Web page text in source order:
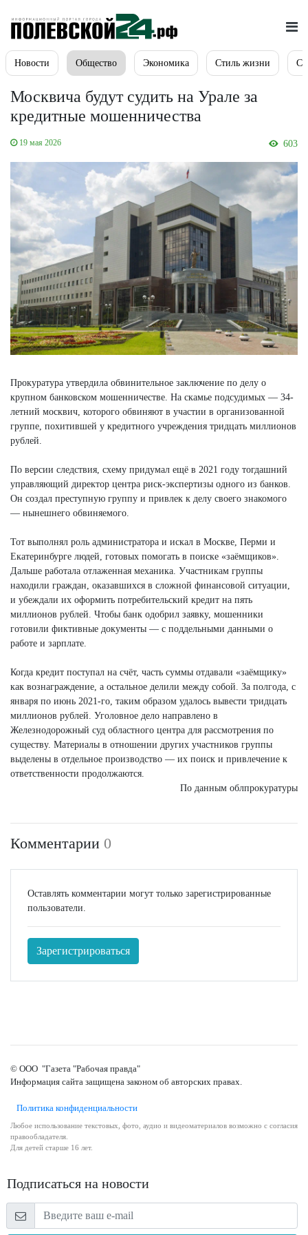
Новости Общество Экономика Стиль жизни
Москвича будут судить на Урале за
кредитные мошенничества
19 мая 2026 603
Прокуратура утвердила обвинительное заключение по делу о
крупном банковском мошенничестве. На скамье подсудимых — 34-
летний москвич, которого обвиняют в участии в организованной
группе, похитившей у кредитного учреждения тридцать миллионов
рублей.
По версии следствия, схему придумал ещё в 2021 году тогдашний
управляющий директор центра риск-экспертизы одного из банков.
Он создал преступную группу и привлек к делу своего знакомого
— нынешнего обвиняемого.
Тот выполнял роль администратора и искал в Москве, Перми и
Екатеринбурге людей, готовых помогать в поиске «заёмщиков».
Дальше работала отлаженная механика. Участникам группы
находили граждан, оказавшихся в сложной финансовой ситуации,
и убеждали их оформить потребительский кредит на пять
миллионов рублей. Чтобы банк одобрил заявку, мошенники
готовили фиктивные документы — с поддельными данными о
работе и зарплате.
Когда кредит поступал на счёт, часть суммы отдавали «заёмщику»
как вознаграждение, а остальное делили между собой. За полгода, с
января по июнь 2021-го, таким образом удалось вывести тридцать
миллионов рублей. Уголовное дело направлено в
Железнодорожный суд областного центра для рассмотрения по
существу. Материалы в отношении других участников группы
выделены в отдельное производство — их поиск и привлечение к
ответственности продолжаются.
По данным облпрокуратуры
Комментарии 0
Оставлять комментарии могут только зарегистрированные
пользователи.
Зарегистрироваться
© ООО "Газета "Рабочая правда"
Информация сайта защищена законом об авторских правах.
Политика конфиденциальности
Любое использование текстовых, фото, аудио и видеоматериалов возможно с согласия
правообладателя.
Для детей старше 16 лет.
Подписаться на новости